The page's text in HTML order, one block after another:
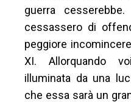
guerra
cessassero di
peggiore
XI. Allorquando
illuminata da una
che essa sarà un